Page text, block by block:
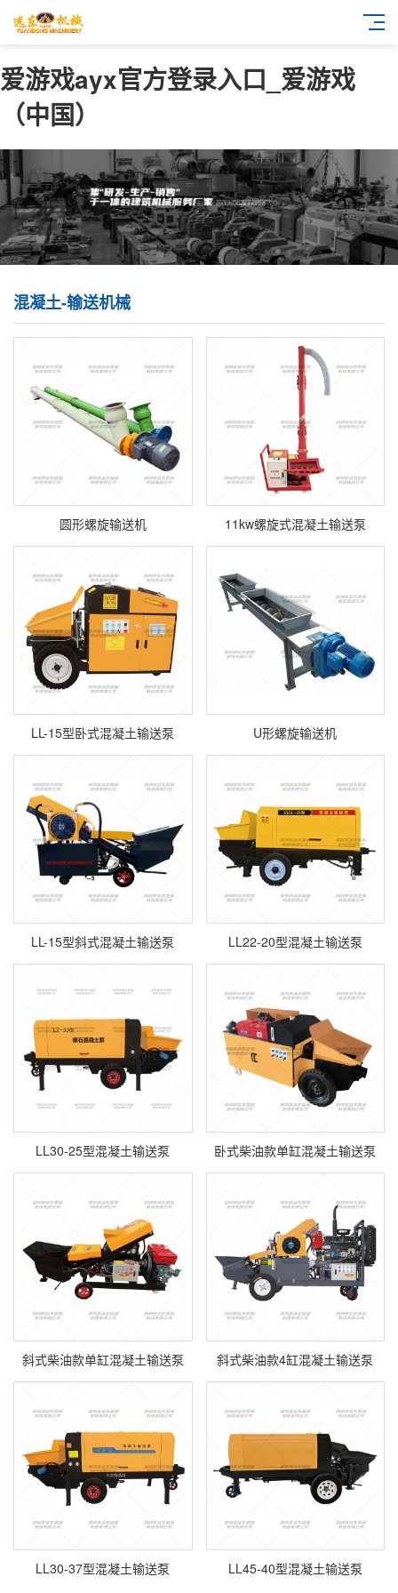
爱游戏ayx官方登录入口_爱游戏
（中国）
混凝土-输送机械
圆形螺旋输送机 11kw螺旋式混凝土输送泵
LL-15型卧式混凝土输送泵 U形螺旋输送机
LL-15型斜式混凝土输送泵 LL22-20型混凝土输送泵
LL30-25型混凝土输送泵 卧式柴油款单缸混凝土输送泵
斜式柴油款单缸混凝土输送泵 斜式柴油款4缸混凝土输送泵
LL30-37型混凝土输送泵 LL45-40型混凝土输送泵